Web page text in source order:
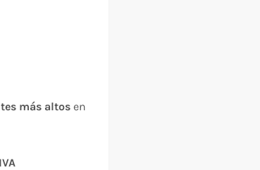
más altos en
IVA